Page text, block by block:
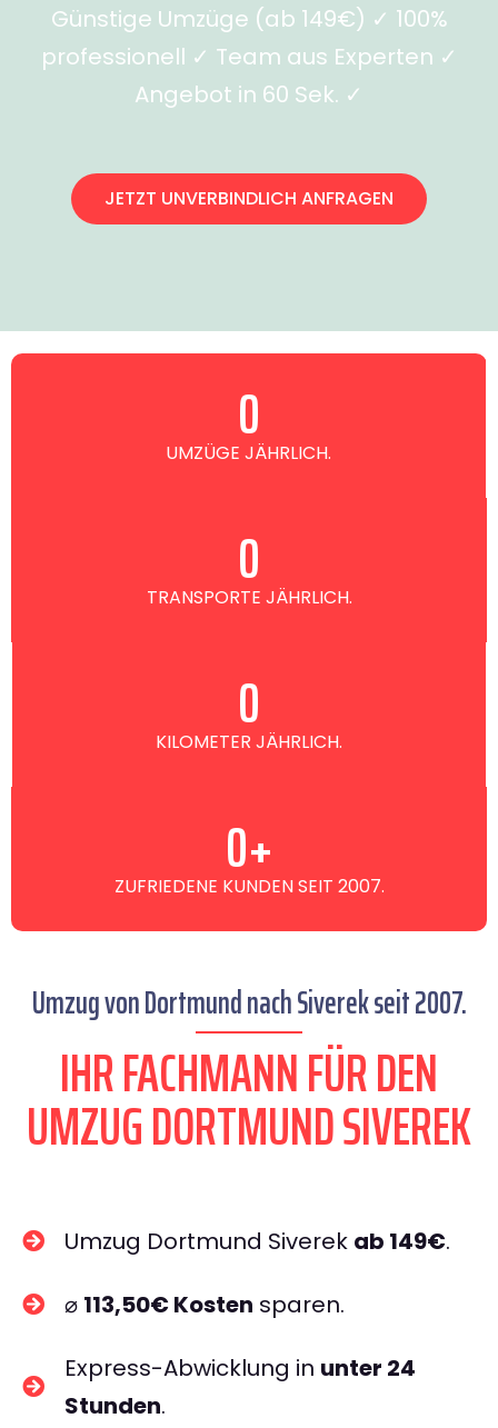
Günstige Umzüge (ab 149€) ✓ 100%
professionell ✓ Team aus Experten ✓
Angebot in 60 Sek. ✓
JETZT UNVERBINDLICH ANFRAGEN
UMZÜGE JÄHRLICH.
0
TRANSPORTE JÄHRLICH.
0
KILOMETER JÄHRLICH.
0
ZUFRIEDENE KUNDEN SEIT 2007.
0+
Umzug von Dortmund nach Siverek seit 2007.
IHR FACHMANN FÜR DEN
UMZUG DORTMUND SIVEREK
Umzug Dortmund Siverek ab 149€.
⌀ 113,50€ Kosten sparen.
Express-Abwicklung in unter 24
Stunden.